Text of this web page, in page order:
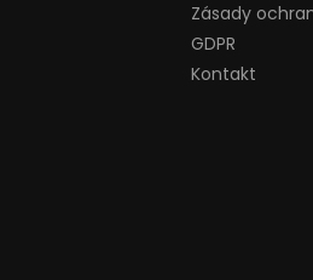
Zásady
GDPR
Kontakt